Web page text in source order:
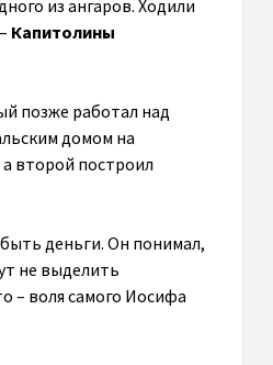
из ангаров. Ходили
Капитолины
позже работал над
домом на
второй построил
деньги. Он понимал,
не выделить
– воля самого Иосифа